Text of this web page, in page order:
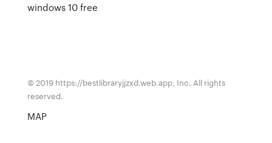
windows 10 free
© 2019 https://bestlibraryjjzxd.web.app, Inc. All rights
reserved.
MAP